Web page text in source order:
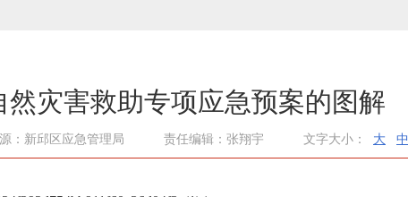
然灾害救助专项应急预案的图解
：新邱区应急管理局 责任编辑：张翔宇 文字大小： 大 中